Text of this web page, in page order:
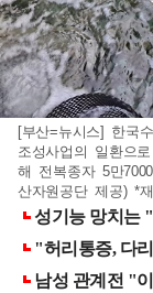
[부산=뉴시스] 한국
조성사업의 일환으
해 전복종자 5만
산자원공단 제공) *